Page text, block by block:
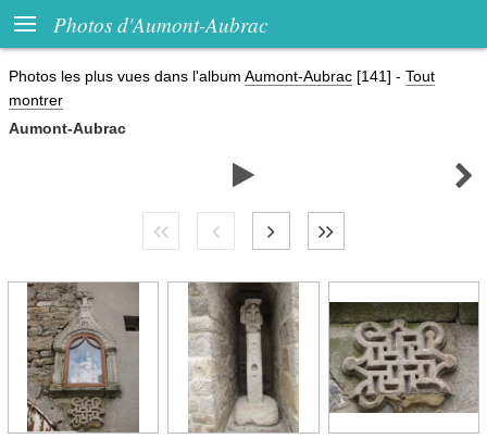
 Photos d'Aumont-Aubrac
Photos les plus vues dans l'album Aumont-Aubrac [141] - Tout
montrer
Aumont-Aubrac
 